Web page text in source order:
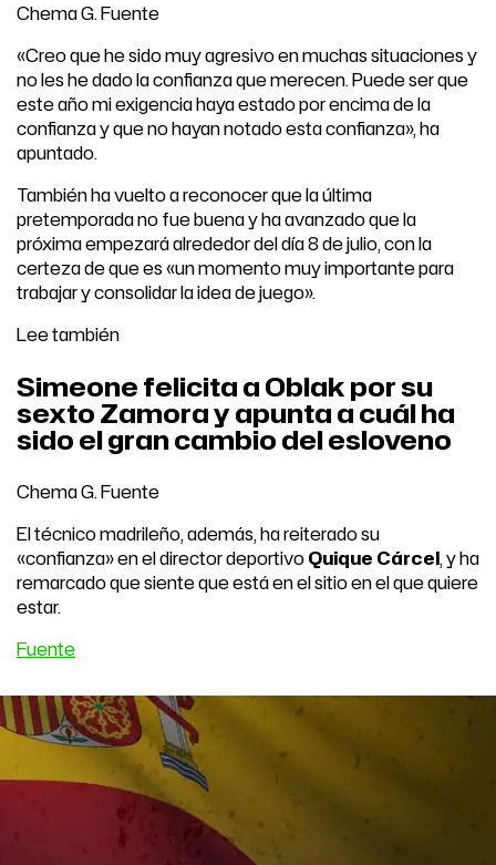
Chema G. Fuente
«Creo que he sido muy agresivo en muchas situaciones y
no les he dado la confianza que merecen. Puede ser que
este año mi exigencia haya estado por encima de la
confianza y que no hayan notado esta confianza», ha
apuntado.
También ha vuelto a reconocer que la última
pretemporada no fue buena y ha avanzado que la
próxima empezará alrededor del día 8 de julio, con la
certeza de que es «un momento muy importante para
trabajar y consolidar la idea de juego».
Lee también
Simeone felicita a Oblak por su
sexto Zamora y apunta a cuál ha
sido el gran cambio del esloveno
Chema G. Fuente
El técnico madrileño, además, ha reiterado su
«confianza» en el director deportivoQuique Cárcel, y ha
remarcado que siente que está en el sitio en el que quiere
estar.
Fuente